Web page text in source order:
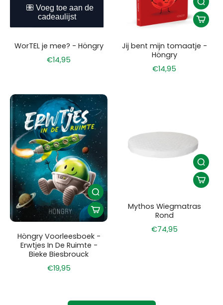
WorTEL je mee? - Höngry
€14,95
Jij bent mijn tomaatje -
Höngry
€14,95
Höngry Voorleesboek -
Erwtjes In De Ruimte -
Bieke Biesbrouck
€19,95
Mythos Wiegmatras
Rond
€74,95